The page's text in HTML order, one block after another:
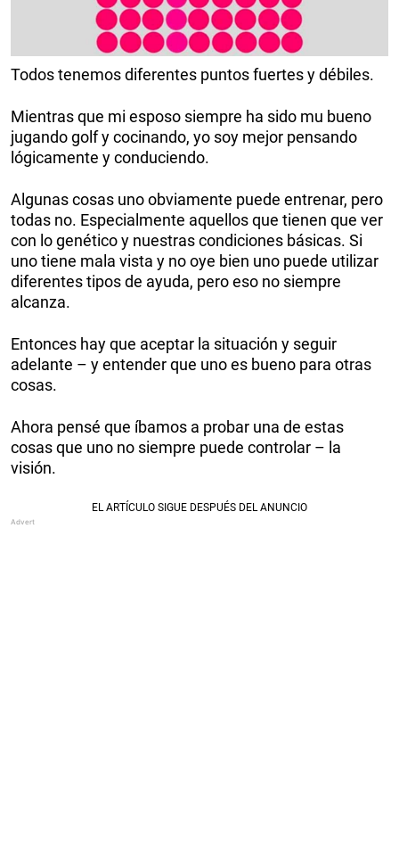
Todos tenemos diferentes puntos fuertes y débiles.
Mientras que mi esposo siempre ha sido mu bueno
jugando golf y cocinando, yo soy mejor pensando
lógicamente y conduciendo.
Algunas cosas uno obviamente puede entrenar, pero
todas no. Especialmente aquellos que tienen que ver
con lo genético y nuestras condiciones básicas. Si
uno tiene mala vista y no oye bien uno puede utilizar
diferentes tipos de ayuda, pero eso no siempre
alcanza.
Entonces hay que aceptar la situación y seguir
adelante – y entender que uno es bueno para otras
cosas.
Ahora pensé que íbamos a probar una de estas
cosas que uno no siempre puede controlar – la
visión.